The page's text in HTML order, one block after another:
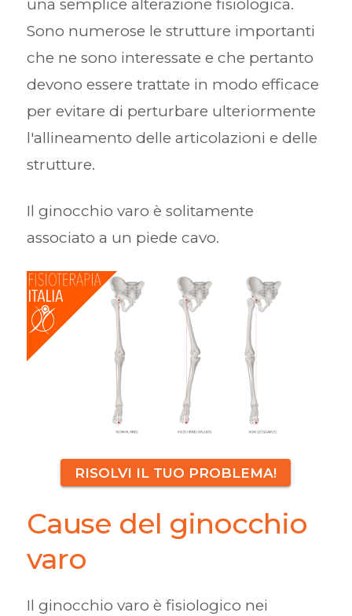
una semplice alterazione fisiologica.
Sono numerose le strutture importanti
che ne sono interessate e che pertanto
devono essere trattate in modo efficace
per evitare di perturbare ulteriormente
l'allineamento delle articolazioni e delle
strutture.
Il ginocchio varo è solitamente
associato a un piede cavo.
RISOLVI IL TUO PROBLEMA!
Cause del ginocchio
varo
Il ginocchio varo è fisiologico nei